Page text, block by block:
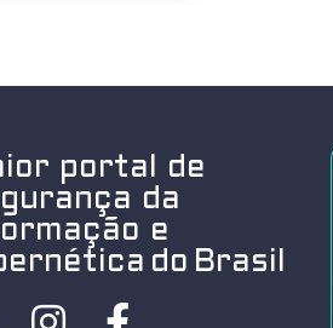
portal de
da
e
do Brasil